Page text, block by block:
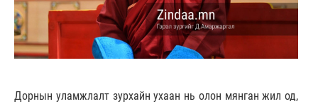
Дорнын уламжлалт зурхайн ухаан нь олон мянган жил од,